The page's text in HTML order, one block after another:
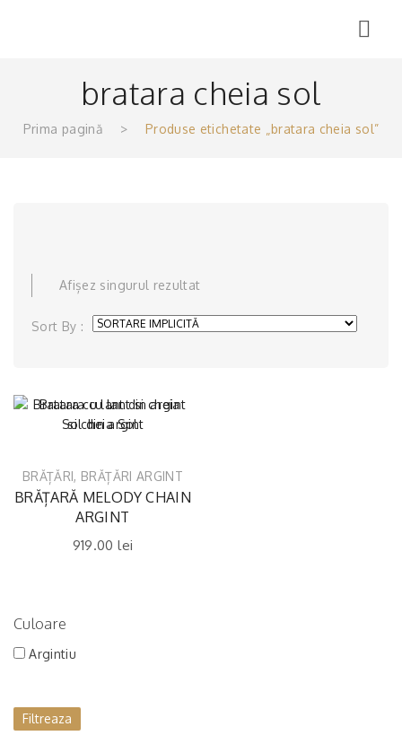
bratara cheia sol
Prima pagină > Produse etichetate „bratara cheia sol”
Afișez singurul rezultat
Sort By :
BRĂȚĂRI, BRĂȚĂRI ARGINT
BRĂȚARĂ MELODY CHAIN
ARGINT
919.00lei
Culoare
Argintiu
Filtreaza